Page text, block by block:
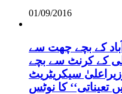
01/09/2016
کے بچے چھت سے
کے کرنٹ سے بچے
سیکریٹریٹ
تعیناتی‘‘ کا نوٹس